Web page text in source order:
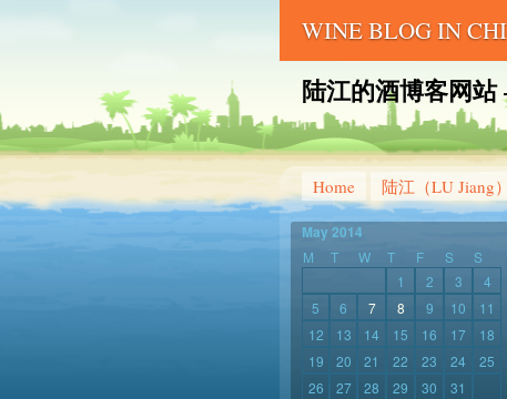
WINE BLOG IN
陆江的酒博客网站
Home 陆江（LU Jiang）
May 2014
M T W T F S
S
1
2 3
4
5
6 7 8 9 10
11
12
13 14 15 16 17
18
19
20 21 22 23 24
25
26
27 28 29 30
31